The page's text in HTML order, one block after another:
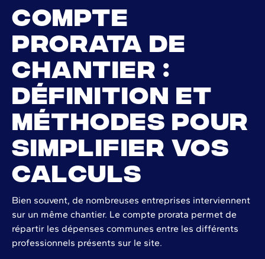
Compte
prorata de
chantier :
définition et
méthodes pour
simplifier vos
calculs
Bien souvent, de nombreuses entreprises interviennent
sur un même chantier. Le compte prorata permet de
répartir les dépenses communes entre les différents
professionnels présents sur le site.